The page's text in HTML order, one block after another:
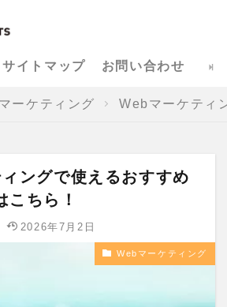
サイトマップ お問い合わせ
ーケティング Webマーケティ
ングで使えるおすすめ
こちら！
2026年7月2日
Webマーケティング